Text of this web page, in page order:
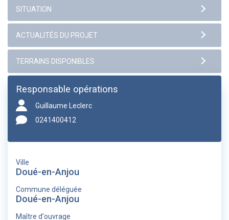
Responsable opérations
Guillaume Leclerc
0241400412
Ville
Doué-en-Anjou
Commune déléguée
Doué-en-Anjou
Maître d'ouvrage